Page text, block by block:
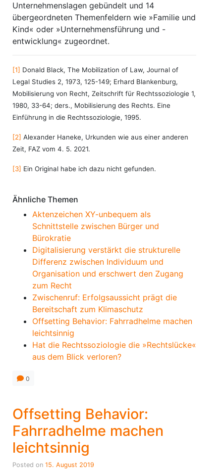
Unternehmenslagen gebündelt und 14
übergeordneten Themenfeldern wie »Familie und
Kind« oder »Unternehmensführung und -
entwicklung« zugeordnet.
[1] Donald Black, The Mobilization of Law, Journal of
Legal Studies 2, 1973, 125-149; Erhard Blankenburg,
Mobilisierung von Recht, Zeitschrift für Rechtssoziologie 1,
1980, 33-64; ders., Mobilisierung des Rechts. Eine
Einführung in die Rechtssoziologie, 1995.
[2] Alexander Haneke, Urkunden wie aus einer anderen
Zeit, FAZ vom 4. 5. 2021.
[3] Ein Original habe ich dazu nicht gefunden.
Ähnliche Themen
Aktenzeichen XY-unbequem als
Schnittstelle zwischen Bürger und
Bürokratie
Digitalisierung verstärkt die strukturelle
Differenz zwischen Individuum und
Organisation und erschwert den Zugang
zum Recht
Zwischenruf: Erfolgsaussicht prägt die
Bereitschaft zum Klimaschutz
Offsetting Behavior: Fahrradhelme machen
leichtsinnig
Hat die Rechtssoziologie die »Rechtslücke«
aus dem Blick verloren?
0
Offsetting Behavior:
Fahrradhelme machen
leichtsinnig
Posted on 15. August 2019